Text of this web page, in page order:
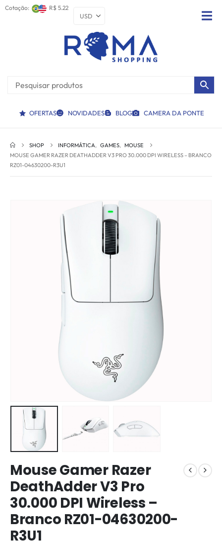
Cotação: R$ 5.22
OFERTAS NOVIDADES BLOG CAMERA DA PONTE
SHOP INFORMÁTICA, GAMES, MOUSE
MOUSE GAMER RAZER DEATHADDER V3 PRO 30.000 DPI WIRELESS – BRANCO
RZ01-04630200-R3U1
Mouse Gamer Razer
DeathAdder V3 Pro
30.000 DPI Wireless –
Branco RZ01-04630200-
R3U1